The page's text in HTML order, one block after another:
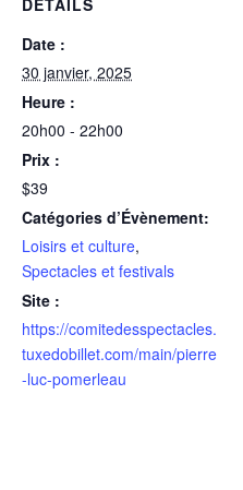
DÉTAILS
Date :
30 janvier, 2025
Heure :
20h00 - 22h00
Prix :
$39
Catégories d’Évènement:
Loisirs et culture,
Spectacles et festivals
Site :
https://comitedesspectacles.
tuxedobillet.com/main/pierre
-luc-pomerleau